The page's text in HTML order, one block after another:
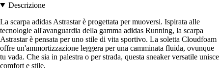
Descrizione
La scarpa adidas Astrastar è progettata per muoversi. Ispirata alle
tecnologie all'avanguardia della gamma adidas Running, la scarpa
Astrastar è pensata per uno stile di vita sportivo. La soletta Cloudfoam
offre un'ammortizzazione leggera per una camminata fluida, ovunque
tu vada. Che sia in palestra o per strada, questa sneaker versatile unisce
comfort e stile.